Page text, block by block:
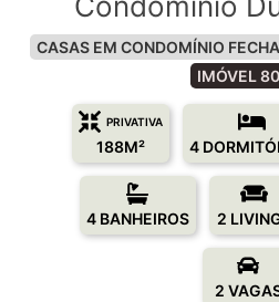
CASAS EM CONDOMÍNIO
IMÓVEL
PRIVATIVA
188M² 4
4 BANHEIROS 2
2